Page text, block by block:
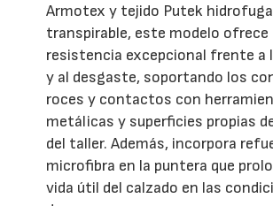
Armotex y tejido Putek
transpirable, este modelo ofrece
resistencia excepcional frente a
y al desgaste, soportando los
roces y contactos con
metálicas y superficies propias
del taller. Además, incorpora
microfibra en la puntera que
vida útil del calzado en las